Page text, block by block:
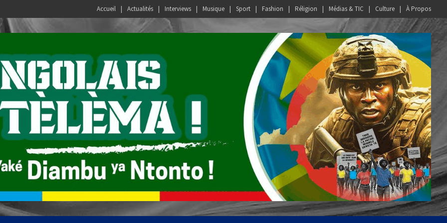
Accueil Actualités Interviews Musique Sport Fashion Réligion Médias & TIC Culture À Propos